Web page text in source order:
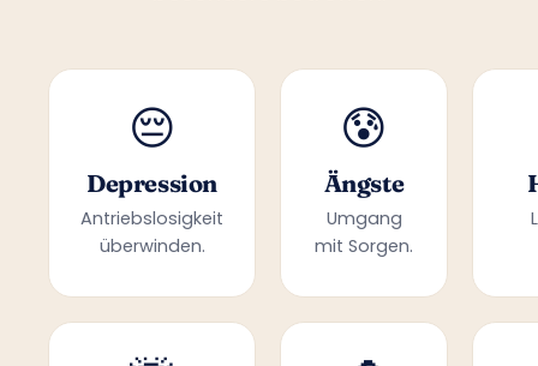
😔
Depression
Antriebslosigkeit
überwinden.
😰
Ängste
Umgang
mit Sorgen.